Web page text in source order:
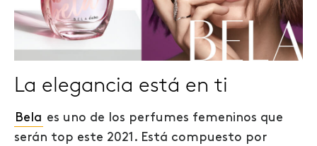
La elegancia está en ti
Bela es uno de los perfumes femeninos que
serán top este 2021. Está compuesto por